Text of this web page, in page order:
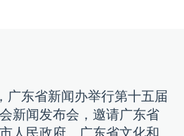
广东省新闻办举行第十五届
新闻发布会，邀请广东省
人民政府、广东省文化和